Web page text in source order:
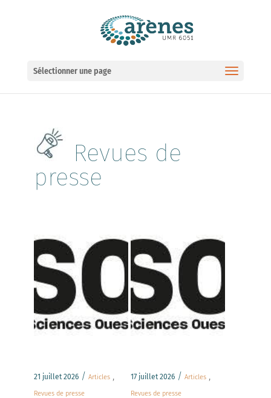
Sélectionner une page
Revues de
presse
21 juillet 2026/ Articles,
Revues de presse
17 juillet 2026/ Articles,
Revues de presse